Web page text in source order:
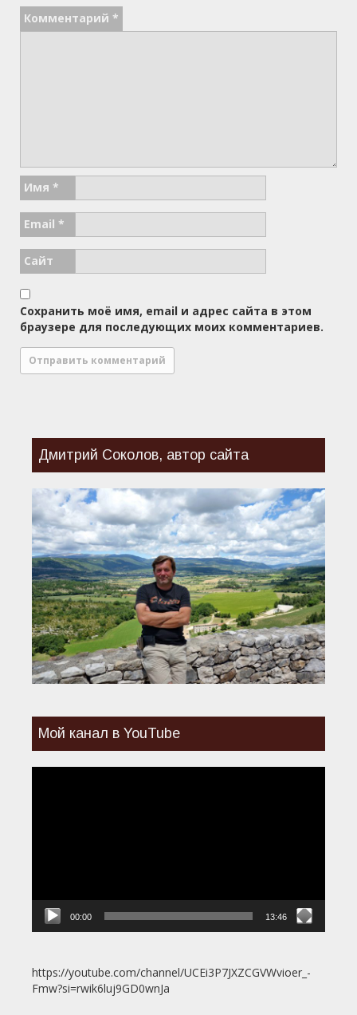
Комментарий *
Имя *
Email *
Сайт
Сохранить моё имя, email и адрес сайта в этом
браузере для последующих моих комментариев.
Дмитрий Соколов, автор сайта
Мой канал в YouTube
00:00 13:46
https://youtube.com/channel/UCEi3P7JXZCGVWvioer_-
Fmw?si=rwik6luj9GD0wnJa